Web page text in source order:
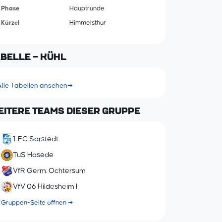
Phase Hauptrunde
Kürzel Himmelsthür
– KÜHL
Tabellen ansehen→
TEAMS DIESER GRUPPE
1. FC Sarstedt
TuS Hasede
VfR Germ. Ochtersum
VfV 06 Hildesheim I
Gruppen-Seite öffnen →